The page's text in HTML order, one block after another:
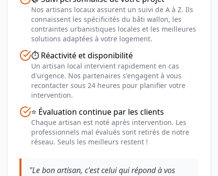
Nos artisans locaux assurent un suivi de A à Z. Ils
connaissent les spécificités du bâti wallon, les
contraintes urbanistiques locales et les meilleures
solutions adaptées à votre logement.
⏱️ Réactivité et disponibilité
Un artisan local intervient rapidement en cas
d'urgence. Nos partenaires s'engagent à vous
recontacter sous 24 heures pour planifier votre
intervention.
⭐ Évaluation continue par les clients
Chaque artisan est noté après intervention. Les
professionnels mal évalués sont retirés de notre
réseau. Seuls les meilleurs restent !
"Le bon artisan, c'est celui qui répond à vos